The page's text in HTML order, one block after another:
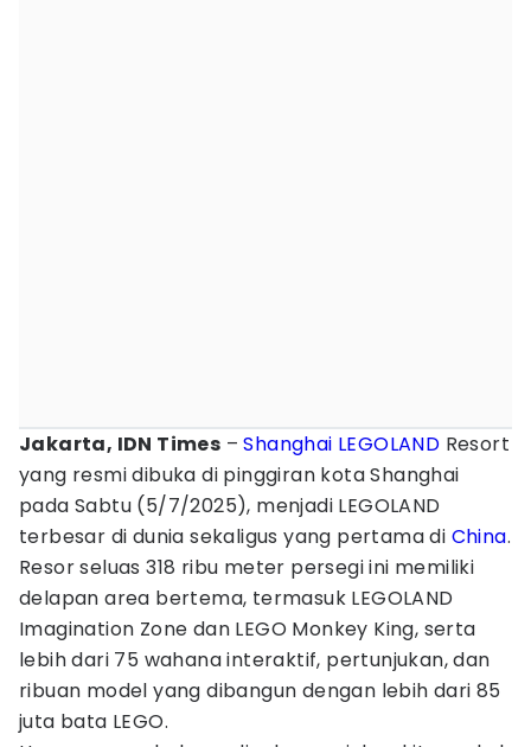
Jakarta, IDN Times –Shanghai LEGOLAND Resort
yang resmi dibuka di pinggiran kota Shanghai
pada Sabtu (5/7/2025), menjadi LEGOLAND
terbesar di dunia sekaligus yang pertama di China.
Resor seluas 318 ribu meter persegi ini memiliki
delapan area bertema, termasuk LEGOLAND
Imagination Zone dan LEGO Monkey King, serta
lebih dari 75 wahana interaktif, pertunjukan, dan
ribuan model yang dibangun dengan lebih dari 85
juta bata LEGO.